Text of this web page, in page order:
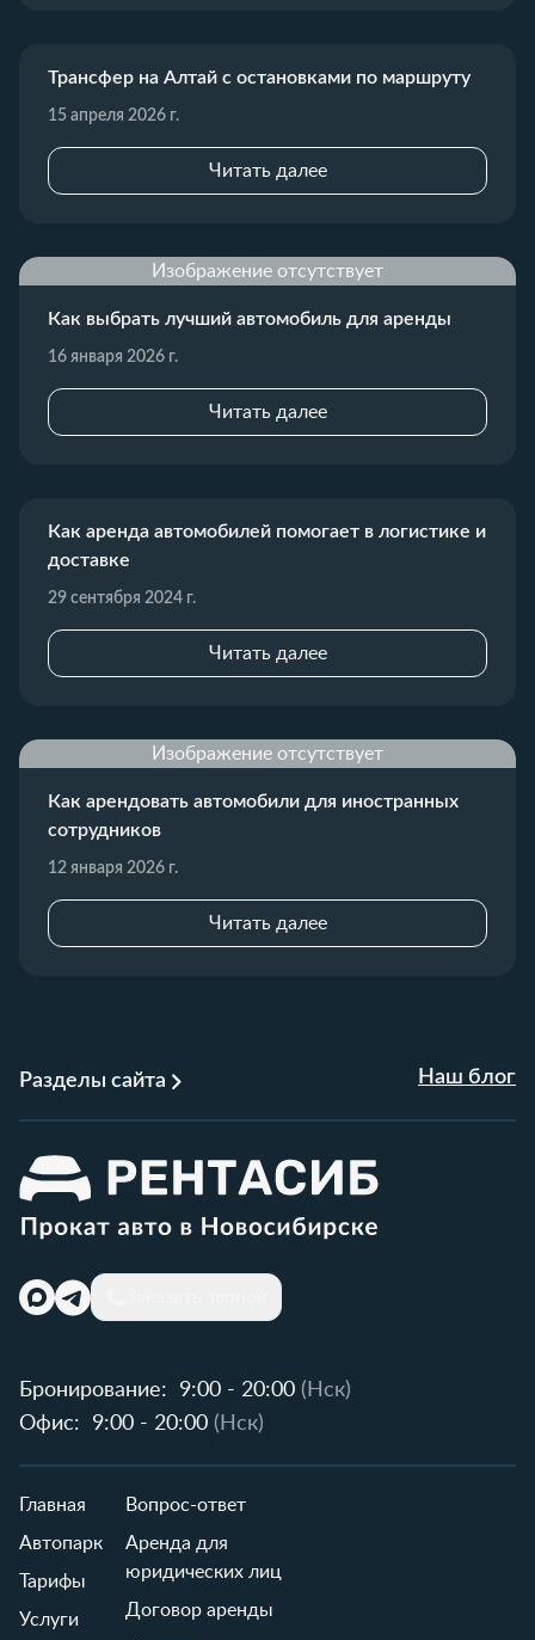
Трансфер на Алтай с остановками по маршруту
15 апреля 2026 г.
Читать далее
Изображение отсутствует
Как выбрать лучший автомобиль для аренды
16 января 2026 г.
Читать далее
Как аренда автомобилей помогает в логистике и
доставке
29 сентября 2024 г.
Читать далее
Изображение отсутствует
Как арендовать автомобили для иностранных
сотрудников
12 января 2026 г.
Читать далее
Разделы сайта Наш блог
Бронирование: 9:00 - 20:00 (Нск)
Офис:
9:00 - 20:00 (Нск)
Главная
Автопарк
Тарифы
Услуги
Вопрос-ответ
Аренда для
юридических лиц
Договор аренды